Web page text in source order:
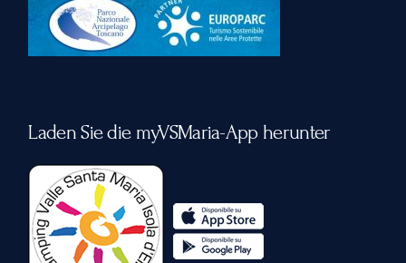
Laden Sie die myVSMaria-App herunter